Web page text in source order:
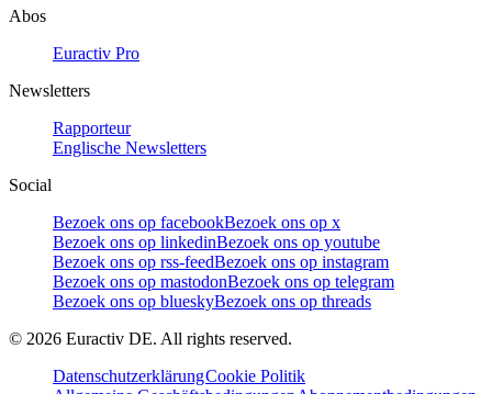
Abos
Euractiv Pro
Newsletters
Rapporteur
Englische Newsletters
Social
Bezoek ons op facebookBezoek ons op x
Bezoek ons op linkedinBezoek ons op youtube
Bezoek ons op rss-feedBezoek ons op instagram
Bezoek ons op mastodonBezoek ons op telegram
Bezoek ons op blueskyBezoek ons op threads
© 2026 Euractiv DE. All rights reserved.
DatenschutzerklärungCookie Politik